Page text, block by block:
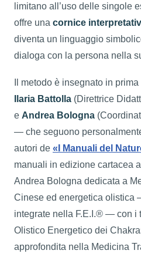
limitano all’uso delle singole
offre una cornice
diventa un linguaggio
dialoga con la persona nella
Il metodo è insegnato in
Ilaria Battolla (Direttrice
e Andrea Bologna
— che seguono
autori de «I Manuali del
manuali in edizione cartacea
Andrea Bologna dedicata a
Cinese ed energetica olistica
integrate nella F.E.I.® — con i
Olistico Energetico dei
approfondita nella Medicina